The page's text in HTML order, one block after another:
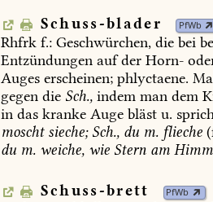
Schuss-blader PfWb
Rhfrk f.: Geschwürchen, die bei
Entzündungen aufder Horn-
Auges erscheinen; phlyctaene.
gegen die Sch., indem man dem
in das kranke Auge bläst u.
moschtsieche;Sch., du m. flieche
du m. weiche, wie Stern am
Schuss-brett PfWb